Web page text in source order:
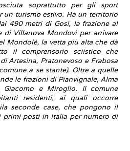
soprattutto per gli sport
un turismo estivo. Ha un territorio
490 metri di Gosi, la frazione al
Villanova Mondovi per arrivare
Mondolè, la vetta più alta che dà
il comprensorio sciistico che
Artesina, Pratonevoso e Frabosa
a se stante). Oltre a quelle
le frazioni di Pianvignale, Alma
Giacomo e Miroglio. Il comune
residenti, ai quali occorre
seconde case, che pongono il
primi posti in Italia per numero di